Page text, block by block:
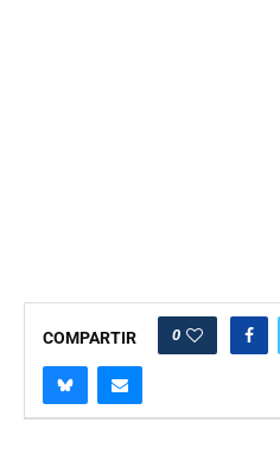
COMPARTIR 0